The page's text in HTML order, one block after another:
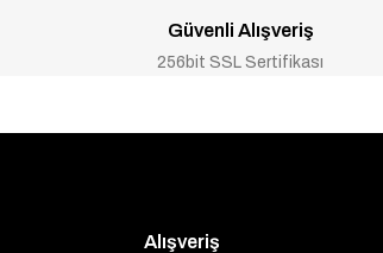
Güvenli Alışveriş
256bit SSL Sertifikası
Alışveriş